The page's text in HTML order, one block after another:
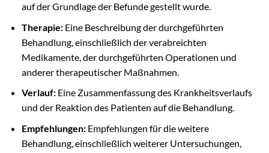
auf der Grundlage der Befunde gestellt wurde.
Therapie:Eine Beschreibung der durchgeführten
Behandlung, einschließlich der verabreichten
Medikamente, der durchgeführten Operationen und
anderer therapeutischer Maßnahmen.
Verlauf:Eine Zusammenfassung des Krankheitsverlaufs
und der Reaktion des Patienten auf die Behandlung.
Empfehlungen:Empfehlungen für die weitere
Behandlung, einschließlich weiterer Untersuchungen,